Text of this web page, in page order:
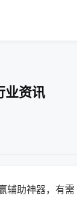
业资讯
辅助神器，有需